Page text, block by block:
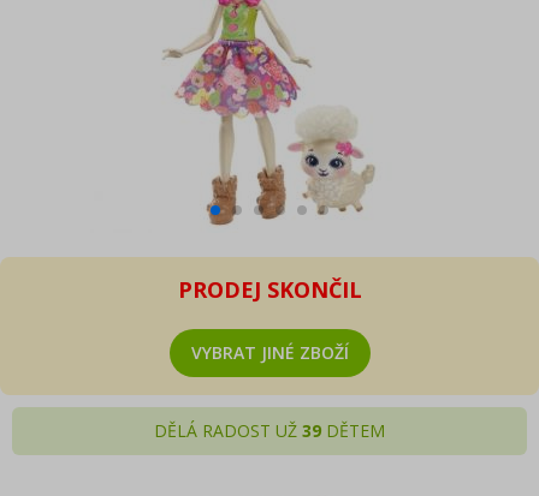
PRODEJ SKONČIL
VYBRAT JINÉ ZBOŽÍ
DĚLÁ RADOST UŽ 39 DĚTEM